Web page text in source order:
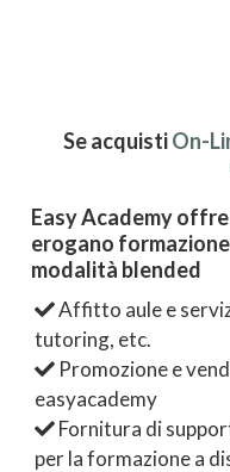
Se acquistiOn-
Easy Academy
erogano
modalità blended
Affitto aule e
tutoring, etc.
Promozione e
easyacademy
Fornitura di
per la formazione a